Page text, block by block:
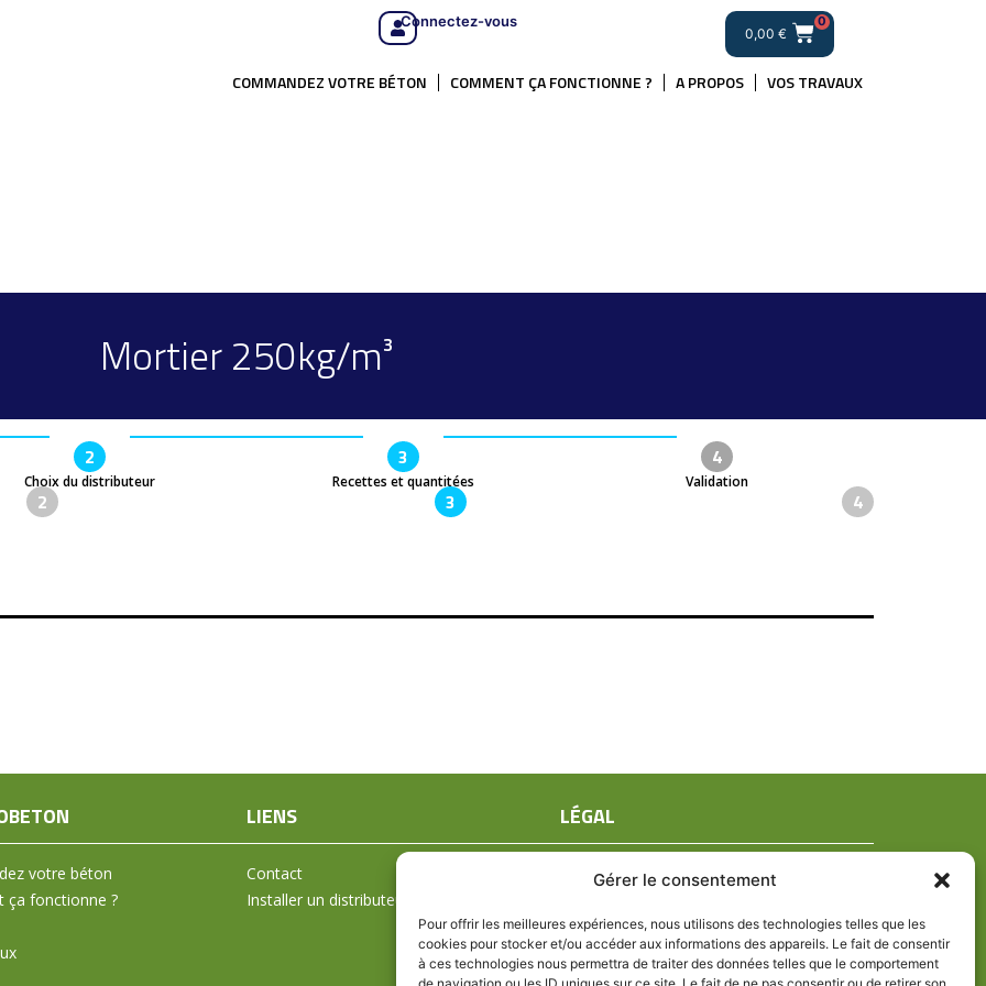
Gérer le consentement
Pour offrir les meilleures expériences, nous utilisons des technologies telles que les
cookies pour stocker et/ou accéder aux informations des appareils. Le fait de consentir
à ces technologies nous permettra de traiter des données telles que le comportement
Connectez-vous
0,00 €
0
COMMANDEZ VOTRE BÉTON COMMENT ÇA FONCTIONNE ? A PROPOS VOS TRAVAUX
Mortier 250kg/m³
2
Choix du distributeur
3
Recettes et quantitées
4
Validation
2 3 4
votre béton
ça fonctionne ?
LIENS
Contact
Installer un distributeur
LÉGAL
Mentions légales
Politique de confidentialité
Politique de cookies (UE)